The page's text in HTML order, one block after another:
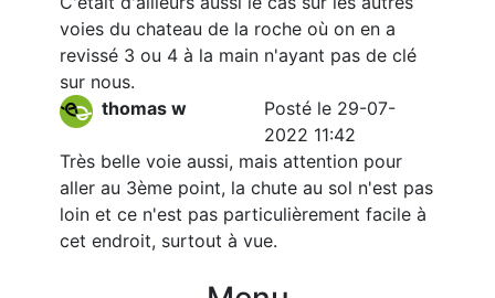
voies du chateau de la roche où on en a
revissé 3 ou 4 à la main n'ayant pas de clé
sur nous.
thomas w
Posté le 29-07-
2022 11:42
Très belle voie aussi, mais attention pour
aller au 3ème point, la chute au sol n'est pas
loin et ce n'est pas particulièrement facile à
cet endroit, surtout à vue.